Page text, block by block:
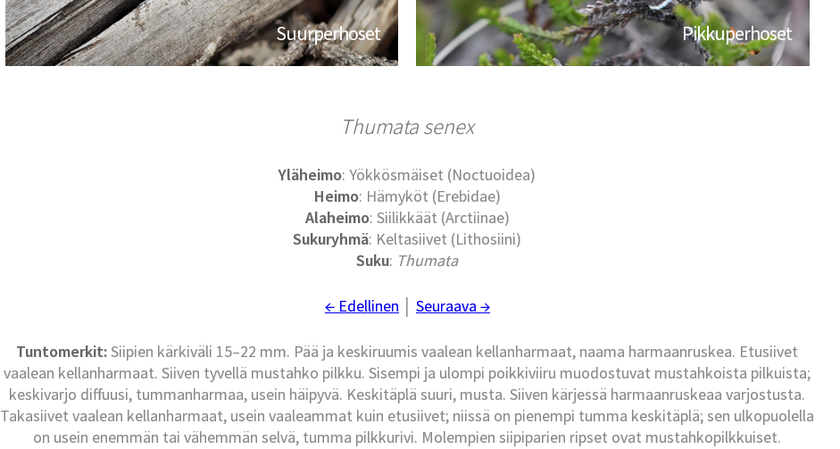
Suurperhoset Pikkuperhoset
Thumata senex
Yläheimo: Yökkösmäiset (Noctuoidea)
Heimo: Hämyköt (Erebidae)
Alaheimo: Siilikkäät (Arctiinae)
Sukuryhmä: Keltasiivet (Lithosiini)
Suku: Thumata
← Edellinen Seuraava →
Tuntomerkit:Siipien kärkiväli 15–22 mm. Pää ja keskiruumis vaalean kellanharmaat, naama harmaanruskea. Etusiivet
vaalean kellanharmaat. Siiven tyvellä mustahko pilkku. Sisempi ja ulompi poikkiviiru muodostuvat mustahkoista pilkuista;
keskivarjo diffuusi, tummanharmaa, usein häipyvä. Keskitäplä suuri, musta. Siiven kärjessä harmaanruskeaa varjostusta.
Takasiivet vaalean kellanharmaat, usein vaaleammat kuin etusiivet; niissä on pienempi tumma keskitäplä; sen ulkopuolella
on usein enemmän tai vähemmän selvä, tumma pilkkurivi. Molempien siipiparien ripset ovat mustahkopilkkuiset.